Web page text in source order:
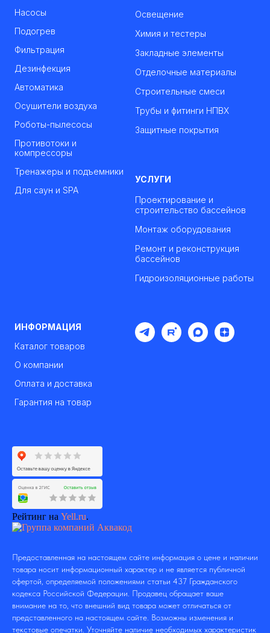
Насосы
Подогрев
Фильтрация
Дезинфекция
Автоматика
Осушители воздуха
Роботы-пылесосы
Противотоки и
компрессоры
Тренажеры и подъемники
Для саун и SPA
Освещение
Химия и тестеры
Закладные элементы
Отделочные материалы
Строительные смеси
Трубы и фитинги НПВХ
Защитные покрытия
УСЛУГИ
Проектирование и
строительство бассейнов
Монтаж оборудования
Ремонт и реконструкция
бассейнов
Гидроизоляционные работы
ИНФОРМАЦИЯ
Каталог товаров
О компании
Оплата и доставка
Гарантия на товар
Рейтинг на Yell.ru.
Предоставленная на настоящем сайте информация о цене и наличии
товара носит информационный характер и не является публичной
офертой, определяемой положениями статьи 437 Гражданского
кодекса Российской Федерации. Продавец обращает ваше
внимание на то, что внешний вид товара может отличаться от
представленного на настоящем сайте. Возможны изменения и
текстовые опечатки. Уточняйте наличие необходимых характеристик